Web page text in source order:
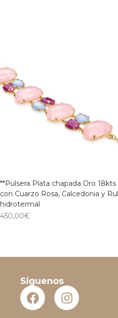
**Pulsera Plata chapada Oro 18kts
con Cuarzo Rosa, Calcedonia y
hidrotermal
450,00€
Síguenos